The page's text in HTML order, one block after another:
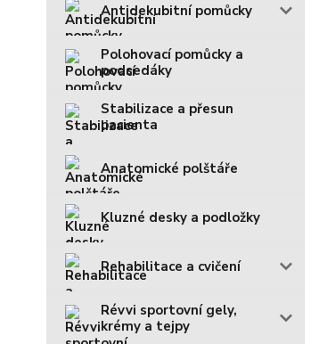
Antidekubitní pomůcky
Polohovací pomůcky a
podsedáky
Stabilizace a přesun
pacienta
Anatomické polštáře
Kluzné desky a podložky
Rehabilitace a cvičení
Révvi sportovní gely,
krémy a tejpy